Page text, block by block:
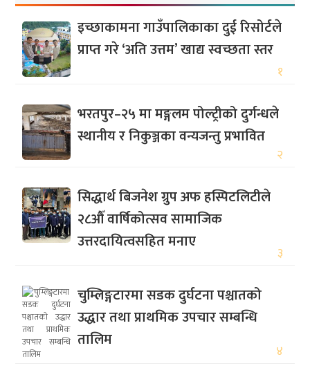
इच्छाकामना गाउँपालिकाका दुई रिसोर्टले
प्राप्त गरे ‘अति उत्तम’ खाद्य स्वच्छता स्तर
१
भरतपुर–२५ मा मङ्गलम पोल्ट्रीको दुर्गन्धले
स्थानीय र निकुञ्जका वन्यजन्तु प्रभावित
२
सिद्धार्थ बिजनेश ग्रुप अफ हस्पिटलिटीले
२८औँ वार्षिकोत्सव सामाजिक
उत्तरदायित्वसहित मनाए
३
चुम्लिङ्गटारमा सडक दुर्घटना पश्चातको
उद्धार तथा प्राथमिक उपचार सम्बन्धि
तालिम
४